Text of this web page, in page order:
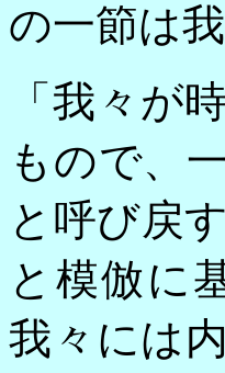
の一節は
「我々が
もので、
と呼び戻
と模倣に
我々には